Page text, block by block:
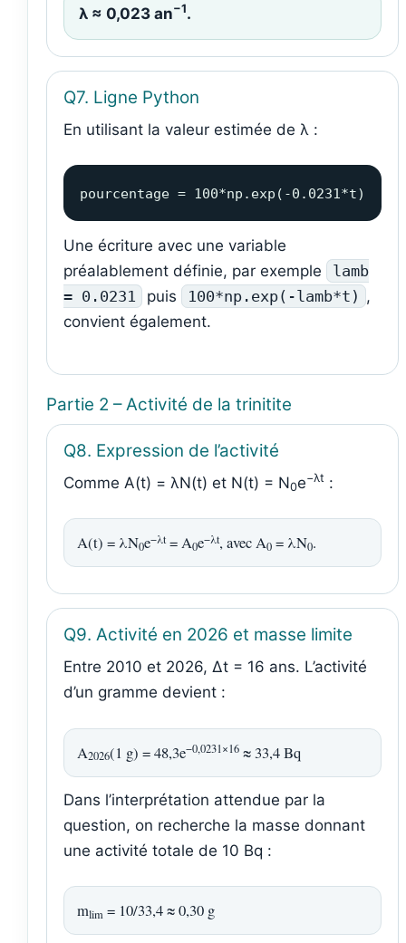
λ ≈ 0,023 an−1.
Q7. Ligne Python
En utilisant la valeur estimée de λ :
pourcentage = 100*np.exp(-0.0231*t)
Une écriture avec une variable
préalablement définie, par exemple
lamb
= 0.0231
puis 100*np.exp(-lamb*t) ,
convient également.
Partie 2 – Activité de la trinitite
Q8. Expression de l’activité
Comme A(t) = λN(t) et N(t) = N0e−λt :
A(t) = λN0e−λt= A0e−λt, avec A0 = λN0.
Q9. Activité en 2026 et masse limite
Entre 2010 et 2026, Δt = 16 ans. L’activité
d’un gramme devient :
A2026(1 g) = 48,3e−0,0231×16 ≈ 33,4 Bq
Dans l’interprétation attendue par la
question, on recherche la masse donnant
une activité totale de 10 Bq :
mlim = 10/33,4 ≈ 0,30 g